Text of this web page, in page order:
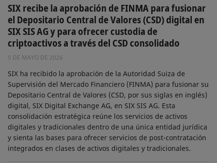
SIX recibe la aprobación de FINMA para fusionar
el Depositario Central de Valores (CSD) digital en
SIX SIS AG y para ofrecer custodia de
criptoactivos a través del CSD consolidado
5 DE MAYO DE 2026
SIX ha recibido la aprobación de la Autoridad Suiza de
Supervisión del Mercado Financiero (FINMA) para fusionar su
Depositario Central de Valores (CSD, por sus siglas en inglés)
digital, SIX Digital Exchange AG, en SIX SIS AG. Esta
consolidación estratégica reúne los servicios de activos
digitales y tradicionales dentro de una única entidad jurídica
y sienta las bases para ofrecer servicios de post-contratación
integrados en clases de activos digitales y tradicionales.